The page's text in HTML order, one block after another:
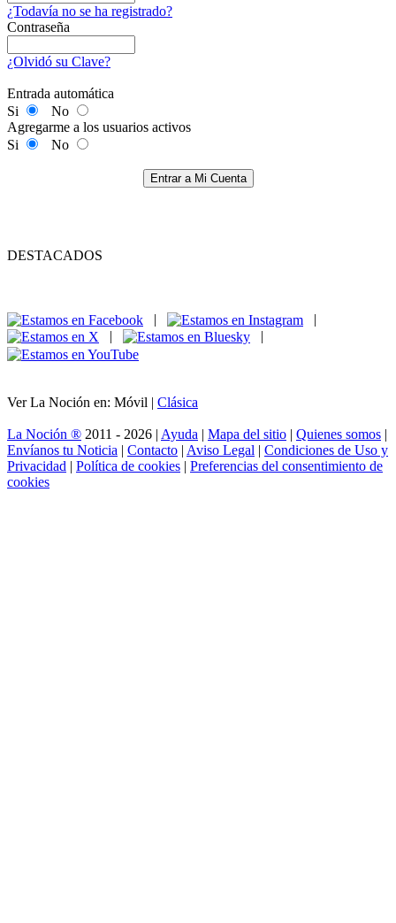
¿Todavía no se ha registrado?
Contraseña
¿Olvidó su Clave?
Entrada automática
Si
No
Agregarme a los usuarios activos
Si
No
Entrar a Mi Cuenta
DESTACADOS
|
|
|
|
Ver La Noción en: Móvil | Clásica
La Noción ® 2011 - 2026 | Ayuda | Mapa del sitio | Quienes somos |
Envíanos tu Noticia | Contacto | Aviso Legal | Condiciones de Uso y
Privacidad | Política de cookies | Preferencias del consentimiento de
cookies